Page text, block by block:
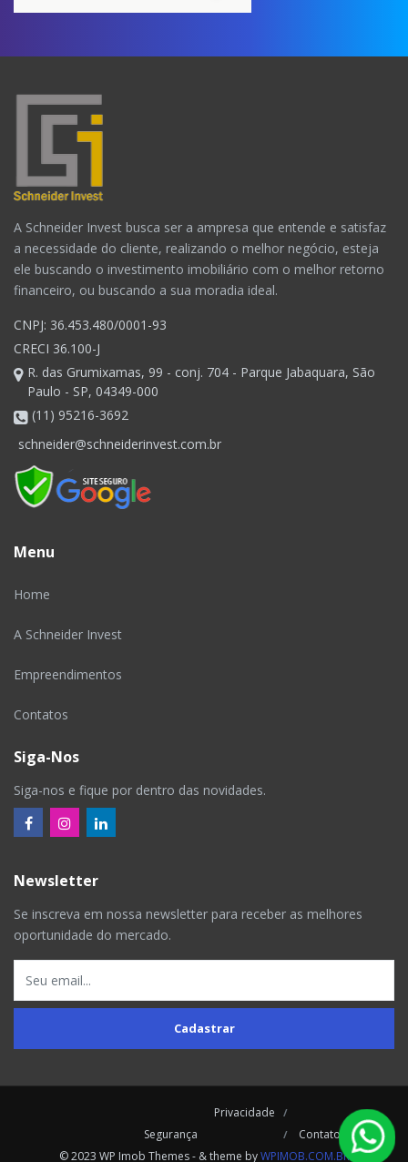
A Schneider Invest busca ser a ampresa que entende e satisfaz
a necessidade do cliente, realizando o melhor negócio, esteja
ele buscando o investimento imobiliário com o melhor retorno
financeiro, ou buscando a sua moradia ideal.
CNPJ: 36.453.480/0001-93
CRECI 36.100-J
R. das Grumixamas, 99 - conj. 704 - Parque Jabaquara, São
Paulo - SP, 04349-000
(11) 95216-3692
schneider@schneiderinvest.com.br
Menu
Home
A Schneider Invest
Empreendimentos
Contatos
Siga-Nos
Siga-nos e fique por dentro das novidades.
Newsletter
Se inscreva em nossa newsletter para receber as melhores
oportunidade do mercado.
Cadastrar
© 2023 WP Imob Themes - & theme byWPIMOB.COM.BR
Privacidade
Segurança
Contatos